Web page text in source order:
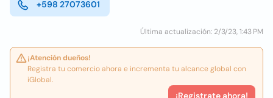
+598 27073601
Última actualización: 2/3/23, 1:43 PM
¡Atención dueños!
Registra tu comercio ahora e incrementa tu alcance global con
iGlobal.
¡Registrate ahora!